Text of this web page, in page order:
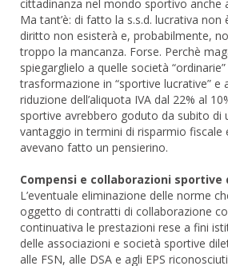
cittadinanza nel mondo sportivo anche
Ma tant’è: di fatto la s.s.d. lucrativa non
diritto non esisterà e, probabilmente,
troppo la mancanza. Forse. Perchè
spiegarglielo a quelle società
trasformazione in “sportive lucrative” e
riduzione dell’aliquota IVA dal 22% al
sportive avrebbero goduto da subito di
vantaggio in termini di risparmio fiscale
avevano fatto un pensierino.
Compensi e collaborazioni
L’eventuale eliminazione delle norme
oggetto di contratti di collaborazione
continuativa le prestazioni rese a fini
delle associazioni e società sportive
alle FSN, alle DSA e agli EPS